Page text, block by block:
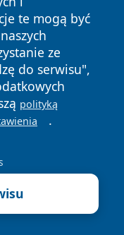
te mogą być
ze
do serwisu",
polityką
.
Polityka
Cookies